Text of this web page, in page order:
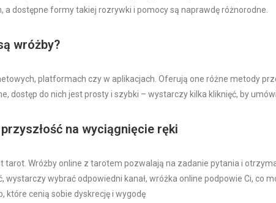
a dostępne formy takiej rozrywki i pomocy są naprawdę różnorodne.
wróżby?
platformach czy w aplikacjach. Oferują one różne metody
dostęp do nich jest prosty i szybki – wystarczy kilka kliknięć, by
na wyciągnięcie ręki
Wróżby online z tarotem pozwalają na zadanie pytania i
wybrać odpowiedni kanał, wróżka online podpowie Ci, co
które cenią sobie dyskrecję i wygodę